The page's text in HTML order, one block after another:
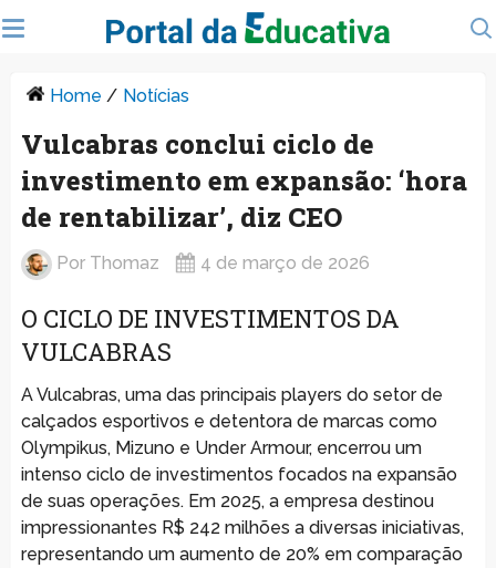
Home / Notícias
Vulcabras conclui ciclo de
investimento em expansão: ‘hora
de rentabilizar’, diz CEO
Por Thomaz 4 de março de 2026
O CICLO DE INVESTIMENTOS DA
VULCABRAS
A Vulcabras, uma das principais players do setor de
calçados esportivos e detentora de marcas como
Olympikus, Mizuno e Under Armour, encerrou um
intenso ciclo de investimentos focados na expansão
de suas operações. Em 2025, a empresa destinou
impressionantes R$ 242 milhões a diversas iniciativas,
representando um aumento de 20% em comparação